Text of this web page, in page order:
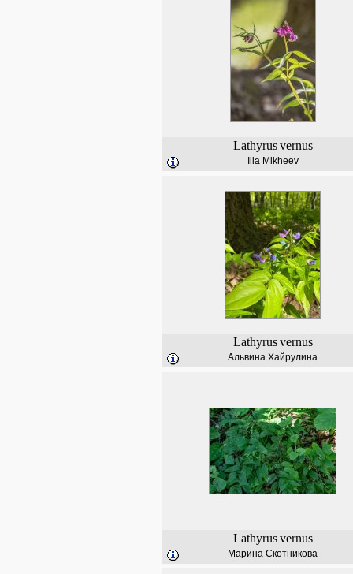
Lathyrus vernus
Ilia Mikheev
Lathyrus vernus
Альвина Хайрулина
Lathyrus vernus
Марина Скотникова